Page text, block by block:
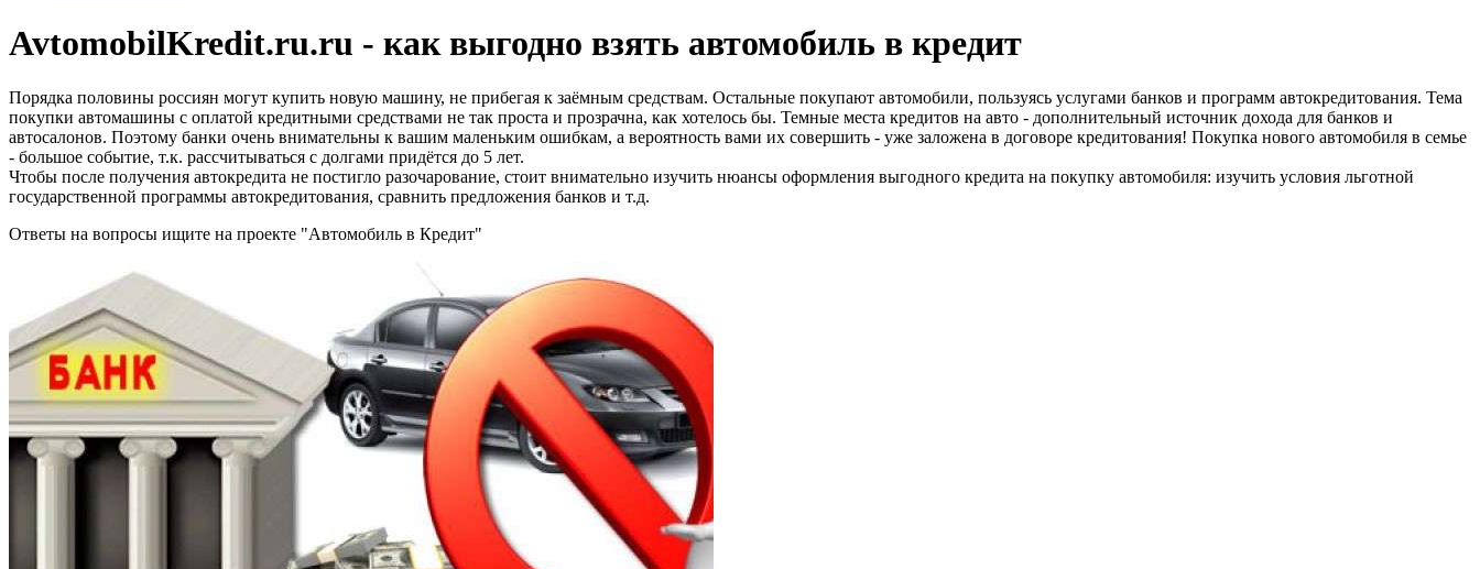
AvtomobilKredit.ru.ru - как выгодно взять автомобиль в кредит
Порядка половины россиян могут купить новую машину, не прибегая к заёмным средствам. Остальные покупают автомобили, пользуясь услугами банков и программ автокредитования. Тема
покупки автомашины с оплатой кредитными средствами не так проста и прозрачна, как хотелось бы. Темные места кредитов на авто - дополнительный источник дохода для банков и
автосалонов. Поэтому банки очень внимательны к вашим маленьким ошибкам, а вероятность вами их совершить - уже заложена в договоре кредитования! Покупка нового автомобиля в семье
- большое событие, т.к. рассчитываться с долгами придётся до 5 лет.
Чтобы после получения автокредита не постигло разочарование, стоит внимательно изучить нюансы оформления выгодного кредита на покупку автомобиля: изучить условия льготной
государственной программы автокредитования, сравнить предложения банков и т.д.
Ответы на вопросы ищите на проекте "Автомобиль в Кредит"